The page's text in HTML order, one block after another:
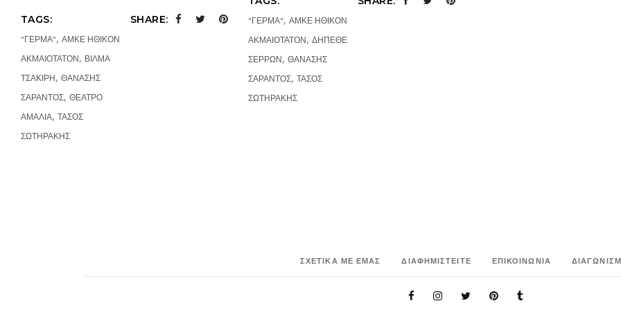
TAGS:
"ΓΕΡΜΑ", ΑΜΚΕ ΗΘΙΚΟΝ
ΑΚΜΑΙΟΤΑΤΟΝ, ΒΙΛΜΑ
ΤΣΑΚΙΡΗ, ΘΑΝΑΣΗΣ
ΣΑΡΑΝΤΟΣ, ΘΕΑΤΡΟ
ΑΜΑΛΙΑ, ΤΑΣΟΣ
ΣΩΤΗΡΑΚΗΣ
SHARE: "ΓΕΡΜΑ", ΑΜΚΕ ΗΘΙΚΟΝ
ΑΚΜΑΙΟΤΑΤΟΝ, ΔΗΠΕΘΕ
ΣΕΡΡΩΝ, ΘΑΝΑΣΗΣ
ΣΑΡΑΝΤΟΣ, ΤΑΣΟΣ
ΣΩΤΗΡΑΚΗΣ
ΣΧΕΤΙΚΑ ΜΕ ΕΜΑΣ ΔΙΑΦΗΜΙΣΤΕΙΤΕ ΕΠΙΚΟΙΝΩΝΙΑ